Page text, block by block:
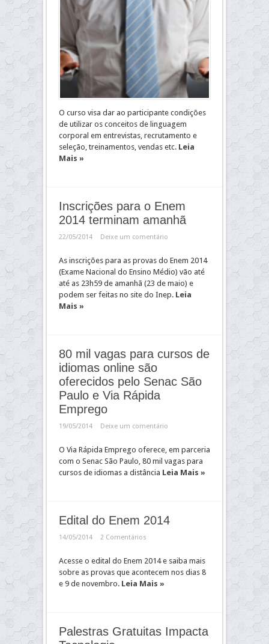
O curso visa dar ao participante condições
de utilizar os conceitos de linguagem
corporal em entrevistas, recrutamento e
seleção, treinamentos, vendas etc. Leia
Mais »
Inscrições para o Enem
2014 terminam amanhã
22/05/2014 Deixe um comentário
As inscrições para as provas do Enem 2014
(Exame Nacional do Ensino Médio) vão até
até as 23h59 de amanhã (23 de maio) e
podem ser feitas no site do Inep. Leia
Mais »
80 mil vagas para cursos de
idiomas online são
oferecidos pelo Senac São
Paulo e Via Rápida
Emprego
19/05/2014 Deixe um comentário
O Via Rápida Emprego oferece, em parceria
com o Senac São Paulo, 80 mil vagas para
cursos de idiomas a distância Leia Mais »
Edital do Enem 2014
14/05/2014 2 Comentários
Acesse o edital do Enem 2014 e saiba mais
sobre as provas que acontecem nos dias 8
e 9 de novembro. Leia Mais »
Palestras Gratuitas Impacta